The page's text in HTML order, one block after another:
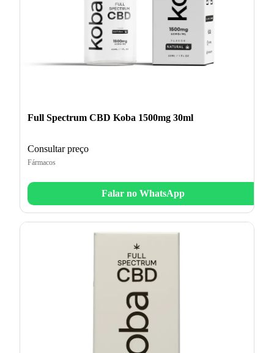
Full Spectrum CBD Koba 1500mg 30ml
Consultar preço
Fármacos
Falar no WhatsApp